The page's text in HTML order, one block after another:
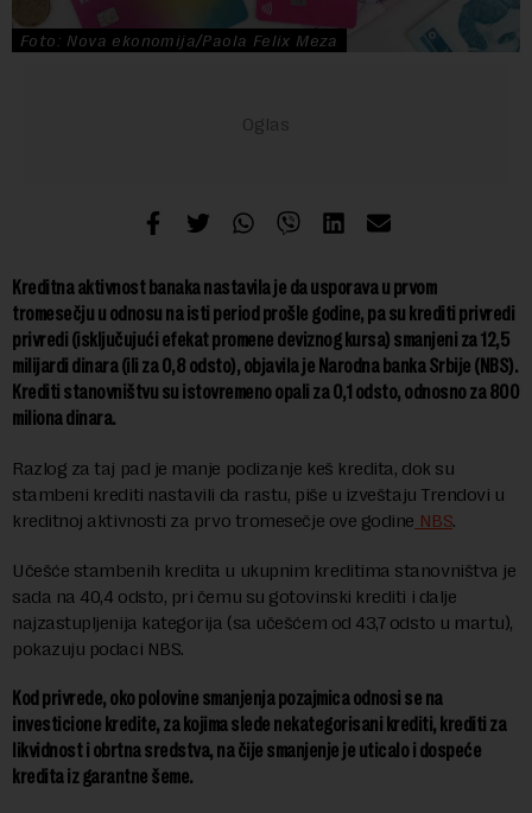
Foto: Nova ekonomija/Paola Felix Meza
Kreditna aktivnost banaka nastavila je da usporava u prvom
tromesečju u odnosu na isti period prošle godine, pa su krediti privredi
privredi (isključujući efekat promene deviznog kursa) smanjeni za 12,5
milijardi dinara (ili za 0,8 odsto), objavila je Narodna banka Srbije (NBS).
Krediti stanovništvu su istovremeno opali za 0,1 odsto, odnosno za 800
miliona dinara.
Razlog za taj pad je manje podizanje keš kredita, dok su
stambeni krediti nastavili da rastu, piše u izveštaju Trendovi u
kreditnoj aktivnosti za prvo tromesečje ove godine NBS.
Učešće stambenih kredita u ukupnim kreditima stanovništva je
sada na 40,4 odsto, pri čemu su gotovinski krediti i dalje
najzastupljenija kategorija (sa učešćem od 43,7 odsto u martu),
pokazuju podaci NBS.
Kod privrede, oko polovine smanjenja pozajmica odnosi se na
investicione kredite, za kojima slede nekategorisani krediti, krediti za
likvidnost i obrtna sredstva, na čije smanjenje je uticalo i dospeće
kredita iz garantne šeme.